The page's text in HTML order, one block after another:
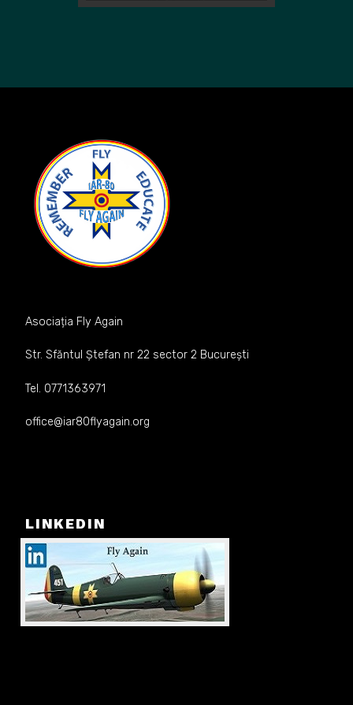
Asociația Fly Again
Str. Sfăntul Ștefan nr 22 sector 2 București
Tel. 0771363971
office@iar80flyagain.org
LINKEDIN